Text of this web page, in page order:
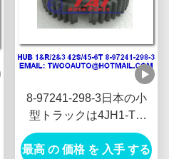
8-97241-298-3日本の小
型トラックは4JH1-TC
4HF1-2005 NKR-
71MYY5Tを分けます
最高 の 価格 を 入手 する